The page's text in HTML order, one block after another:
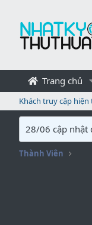
Trang chủ
Khách truy cập hiện
28/06 cập nhật
Thành Viên